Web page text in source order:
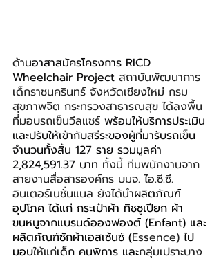
ด้านอาสาสมัครโครงการ RICD
Wheelchair Project สถาบันพัฒนาการ
เด็กราชนครินทร์ จังหวัดเชียงใหม่ กรม
สุขภาพจิต กระทรวงสาธารณสุข ได้ลงพื้น
ที่มอบรถเข็นวีลแชร์ พร้อมให้บริการประเมิน
และปรับให้เข้ากับสรีระของผู้ที่มารับรถเข็น
จำนวนทั้งสิ้น 127 ราย รวมมูลค่า
2,824,591.37 บาท ทั้งนี้ ทีมพนักงานจาก
สายงานสื่อสารองค์กร บมจ. ไอ.ซี.ซี.
อินเตอร์เนชั่นแนล ยังได้นำผลิตภัณฑ์
อุปโภค ได้แก่ กระเป๋าผ้า ทิชชูเปียก ผ้า
ขนหนูจากแบรนด์อองฟองต์ (Enfant) และ
ผลิตภัณฑ์ซักผ้าเอสเซ้นซ์ (Essence) ไป
มอบให้แก่เด็ก คนพิการ และกลุ่มเปราะบาง